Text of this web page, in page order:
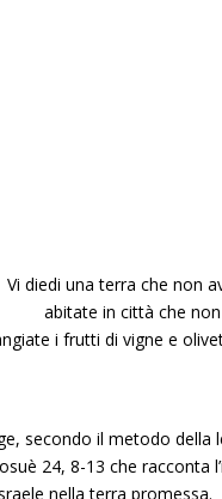
Vi diedi una terra che non
abitate in città che
i frutti di vigne e
secondo il metodo della
24, 8-13 che racconta
nella terra promessa.